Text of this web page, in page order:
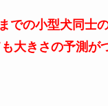
での小型犬同士
大きさの予測が